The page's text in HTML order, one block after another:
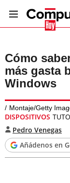
Cómo
más gasta
Windows
Montaje/Getty
DISPOSITIVOS
Pedro Venegas
Añádenos en